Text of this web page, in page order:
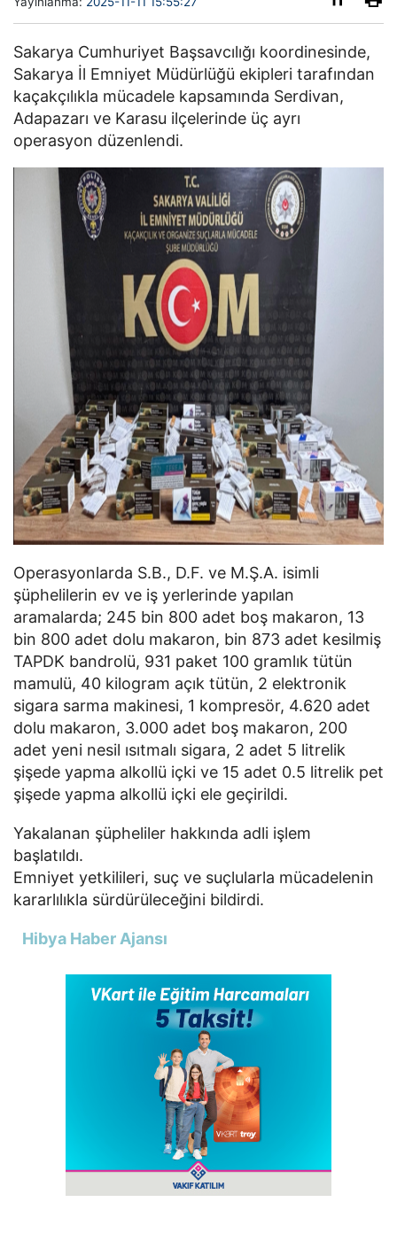
Sakarya Cumhuriyet Başsavcılığı koordinesinde,
Sakarya İl Emniyet Müdürlüğü ekipleri tarafından
kaçakçılıkla mücadele kapsamında Serdivan,
Adapazarı ve Karasu ilçelerinde üç ayrı
operasyon düzenlendi.
Operasyonlarda S.B., D.F. ve M.Ş.A. isimli
şüphelilerin ev ve iş yerlerinde yapılan
aramalarda; 245 bin 800 adet boş makaron, 13
bin 800 adet dolu makaron, bin 873 adet kesilmiş
TAPDK bandrolü, 931 paket 100 gramlık tütün
mamulü, 40 kilogram açık tütün, 2 elektronik
sigara sarma makinesi, 1 kompresör, 4.620 adet
dolu makaron, 3.000 adet boş makaron, 200
adet yeni nesil ısıtmalı sigara, 2 adet 5 litrelik
şişede yapma alkollü içki ve 15 adet 0.5 litrelik pet
şişede yapma alkollü içki ele geçirildi.
Yakalanan şüpheliler hakkında adli işlem
başlatıldı.
Emniyet yetkilileri, suç ve suçlularla mücadelenin
kararlılıkla sürdürüleceğini bildirdi.
Hibya Haber Ajansı